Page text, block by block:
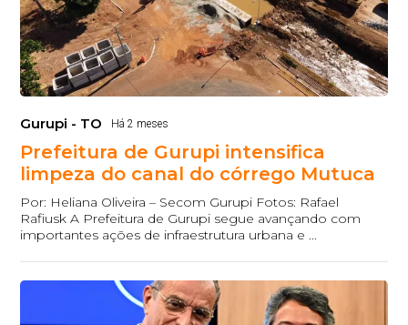
Gurupi - TO Há 2 meses
Prefeitura de Gurupi intensifica
limpeza do canal do córrego Mutuca
Por: Heliana Oliveira – Secom Gurupi Fotos: Rafael
Rafiusk A Prefeitura de Gurupi segue avançando com
importantes ações de infraestrutura urbana e ...